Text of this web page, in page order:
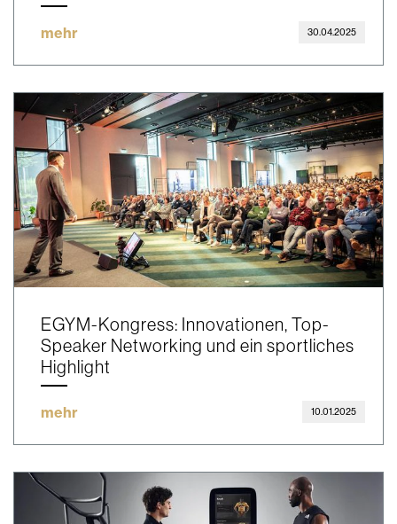
mehr 30.04.2025
EGYM-Kongress: Innovationen, Top-
Speaker Networking und ein sportliches
Highlight
mehr 10.01.2025